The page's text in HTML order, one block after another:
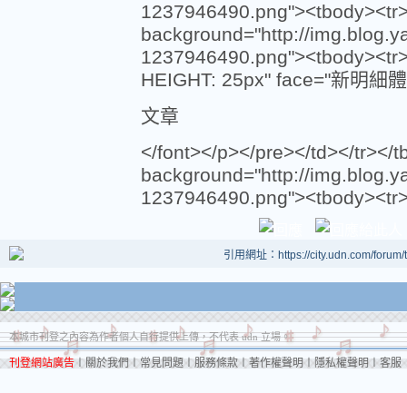
background="http://
HEIGHT: 25px" face="新明細
文章
</font></p></pre></td></tr></
background="http://
引用網址：https://city.udn.com/
本城市刊登之內容為作者個人自行提供上傳，不代表 udn 立場。
刊登網站廣告 關於我們 常見問題 服務條款 著作權聲明 隱私權聲明 客服